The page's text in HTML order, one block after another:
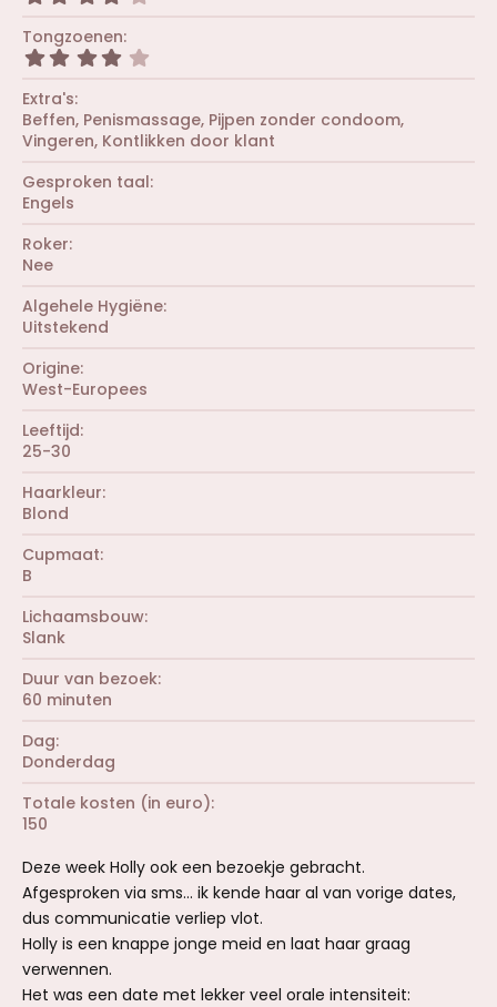
n
)
r
(
r
n
Tongzoenen
s
t
r
Extra's
Beffen Penismassage Pijpen zonder condoom
Vingeren Kontlikken door klant
Gesproken taal
Engels
Roker
Nee
Algehele Hygiëne
Uitstekend
Origine
West-Europees
Leeftijd
25-30
Haarkleur
Blond
Cupmaat
B
Lichaamsbouw
Slank
Duur van bezoek
60 minuten
Dag
Donderdag
Totale kosten (in euro)
150
Deze week Holly ook een bezoekje gebracht.
Afgesproken via sms... ik kende haar al van vorige dates,
dus communicatie verliep vlot.
Holly is een knappe jonge meid en laat haar graag
verwennen.
Het was een date met lekker veel orale intensiteit: